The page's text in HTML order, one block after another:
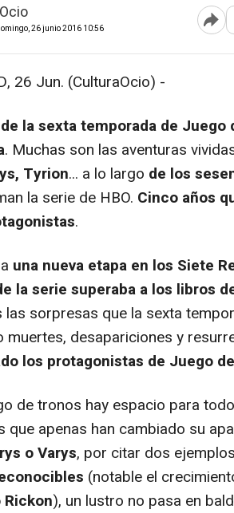
26 junio 2016 10:56 Abrir
26 Jun. (CulturaOcio) -
la sexta temporada de
. Muchas son las aventuras
Tyrion... a lo largo de los
la serie de HBO. Cinco años
.
una nueva etapa en los Siete
la serie superaba a los libros
las sorpresas que la sexta
muertes, desapariciones y
los protagonistas de Juego
de tronos hay espacio para
que apenas han cambiado su
o Varys, por citar dos
(notable el
), un lustro no pasa en